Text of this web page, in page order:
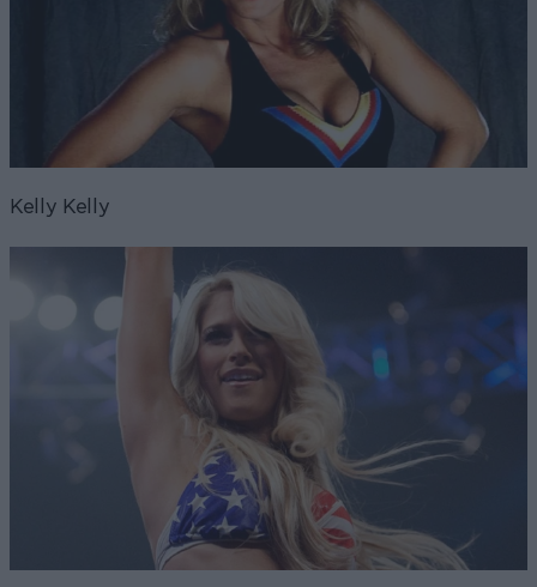
Kelly Kelly